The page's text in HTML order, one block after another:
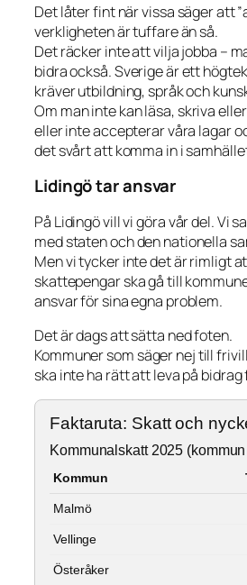
Det låter fint när vissa säger att
verkligheten är tuffare än så.
Det räcker inte att vilja jobba –
bidra också. Sverige är ett
kräver utbildning, språk och
Om man inte kan läsa, skriva
eller inte accepterar våra lagar
det svårt att komma in i
Lidingö tar ansvar
På Lidingö vill vi göra vår del. Vi
med staten och den nationella
Men vi tycker inte det är rimligt
skattepengar ska gå till
ansvar för sina egna problem.
Det är dags att sätta ned foten.
Kommuner som säger nej till
ska inte ha rätt att leva på bidrag
Faktaruta: Skatt och
Kommunalskatt 2025
Kommun
Malmö
Vellinge
Österåker